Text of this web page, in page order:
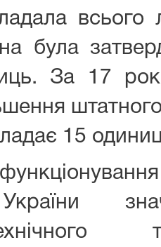
була
За 17
15
України
технічного